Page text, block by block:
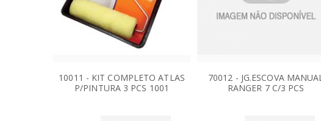
10011 - KIT COMPLETO ATLAS
P/PINTURA 3 PCS 1001
70012 - JG.ESCOVA MANUAL
RANGER 7 C/3 PCS